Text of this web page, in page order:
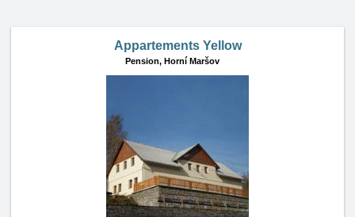
Appartements Yellow
Pension, Horní Maršov